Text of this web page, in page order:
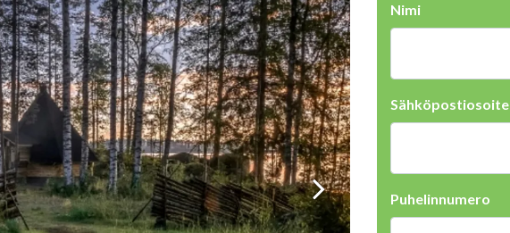
Nimi
Sähköpostiosoite
Puhelinnumero